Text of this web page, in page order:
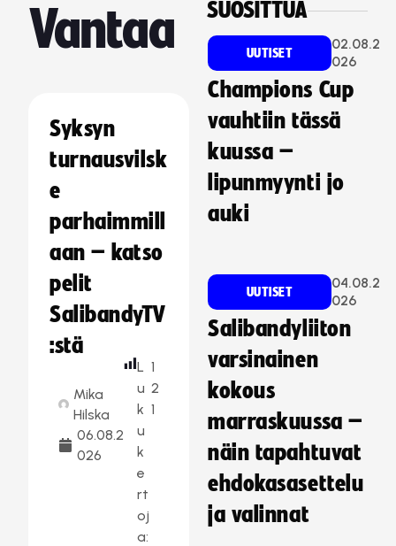
Vantaa
Syksyn
turnausvilsk
e
parhaimmill
aan – katso
pelit
SalibandyTV
:stä
Mika
Hilska
06.08.2
026
L
u
k
u
k
e
rt
oj
a:
1
2
1
SUOSITTUA
UUTISET
02.08.2
026
Champions Cup
vauhtiin tässä
kuussa –
lipunmyynti jo
auki
UUTISET
04.08.2
026
Salibandyliiton
varsinainen
kokous
marraskuussa –
näin tapahtuvat
ehdokasasettelu
ja valinnat